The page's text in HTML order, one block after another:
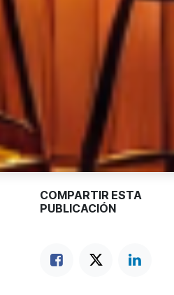
COMPARTIR ESTA
PUBLICACIÓN